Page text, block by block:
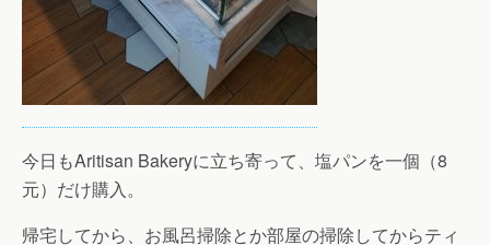
今日もAritisan Bakeryに立ち寄って、塩パンを一個（8
元）だけ購入。
帰宅してから、お風呂掃除とか部屋の掃除してからティ